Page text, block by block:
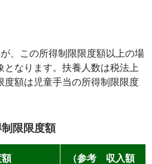
、この所得制限限度額以上の場
なります。扶養人数は税法上
度額は児童手当の所得制限限度
制限限度額
額
（参考 収入額